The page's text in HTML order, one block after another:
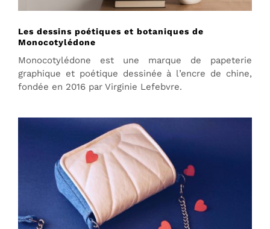
Les dessins poétiques et botaniques de
Monocotylédone
Monocotylédone est une marque de papeterie
graphique et poétique dessinée à l’encre de chine,
fondée en 2016 par Virginie Lefebvre.